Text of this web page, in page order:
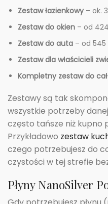
Zestaw łazienkowy – ok.
Zestaw do okien – od
Zestaw do auta – od 545
Zestaw dla właścicieli
Kompletny zestaw do
Zestawy są tak
wszystkie potrzeby
często tańsze niż kupno
Przykładowo zestaw
czego potrzebujesz do
czystości w tej strefie
Płyny NanoSilver